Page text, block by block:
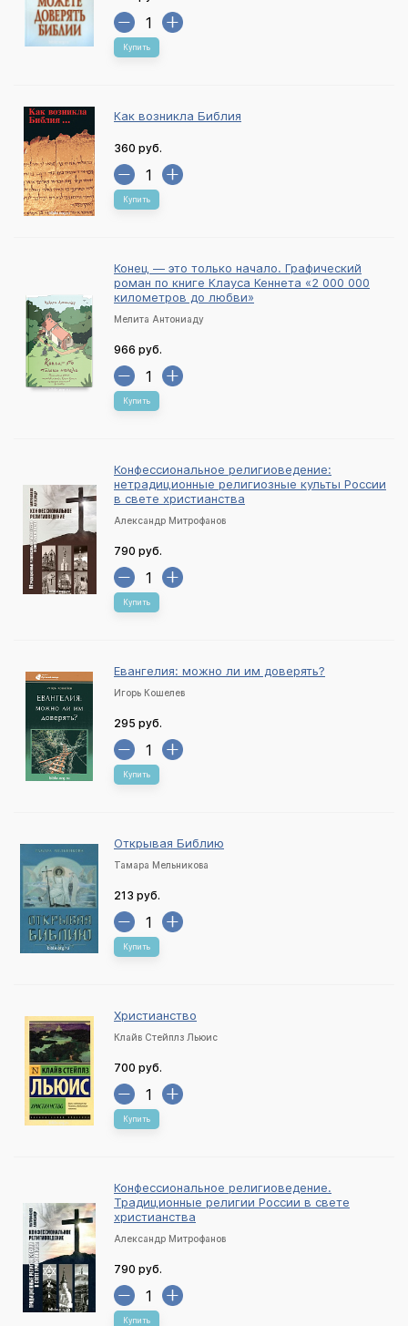
Купить
Как возникла Библия
360 руб.
Купить
Конец — это только начало. Графический
роман по книге Клауса Кеннета «2 000 000
километров до любви»
Мелита Антониаду
966 руб.
Купить
Конфессиональное религиоведение:
нетрадиционные религиозные культы России
в свете христианства
Александр Митрофанов
790 руб.
Купить
Евангелия: можно ли им доверять?
Игорь Кошелев
295 руб.
Купить
Открывая Библию
Тамара Мельникова
213 руб.
Купить
Христианство
Клайв Стейплз Льюис
700 руб.
Купить
Конфессиональное религиоведение.
Традиционные религии России в свете
христианства
Александр Митрофанов
790 руб.
Купить